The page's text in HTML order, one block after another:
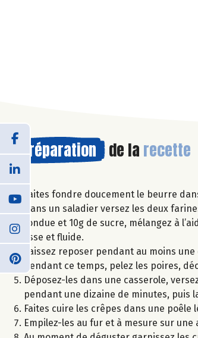
Préparation de la recette
Faites fondre doucement le beurre
Dans un saladier versez les deux
fondue et 10g de sucre, mélangez à
lisse et fluide.
Laissez reposer pendant au moins
Pendant ce temps, pelez les poires,
Déposez-les dans une casserole,
pendant une dizaine de minutes, puis
Faites cuire les crêpes dans une
Empilez-les au fur et à mesure sur une